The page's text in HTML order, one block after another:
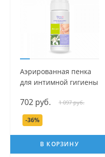
Аэрированная пенка
для интимной гигиены
150 мл.
702 руб. 1 097 руб.
-36%
В КОРЗИНУ